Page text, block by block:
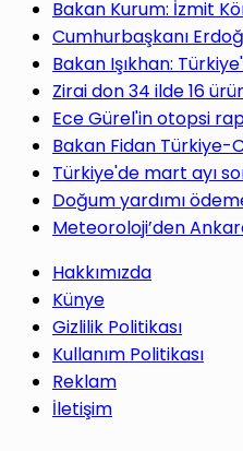
Bakan Kurum: İzmit
Cumhurbaşkanı
Bakan Işıkhan:
Zirai don 34 ilde 16
Ece Gürel'in otopsi
Bakan Fidan Türkiye-
Türkiye'de mart ayı
Doğum yardımı
Meteoroloji’den
Hakkımızda
Künye
Gizlilik Politikası
Kullanım Politikası
Reklam
İletişim